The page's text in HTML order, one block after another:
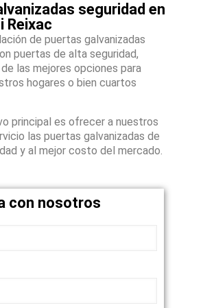
seguridad en
Reixac
de puertas galvanizadas
puertas de alta seguridad,
las mejores opciones para
hogares o bien cuartos
principal es ofrecer a nuestros
las puertas galvanizadas de
y al mejor costo del mercado.
con nosotros